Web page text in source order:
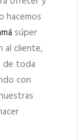
hacemos
súper
al cliente,
de toda
con